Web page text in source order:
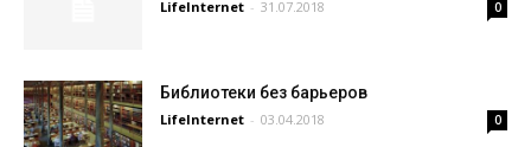
LifeInternet - 31.07.2018 0
Библиотеки без барьеров
LifeInternet - 03.04.2018 0